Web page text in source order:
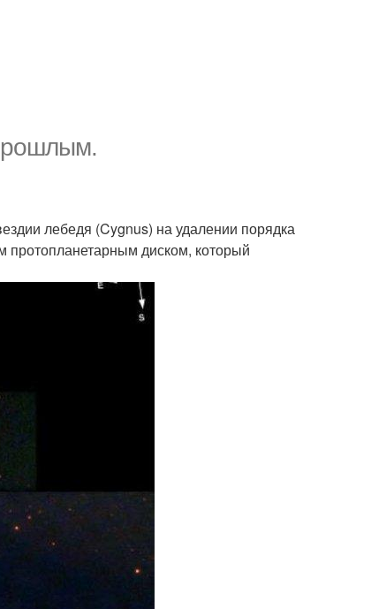
лебедя (Cygnus) на удалении порядка
протопланетарным диском, который